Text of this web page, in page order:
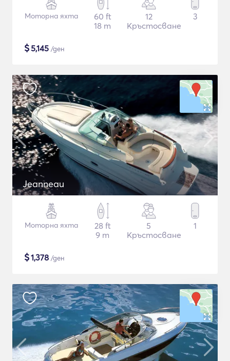
Моторна яхта
60 ft
18 m
12
Кръстосване
3
$5,145 /ден
Jeanneau
Моторна яхта
28 ft
9 m
5
Кръстосване
1
$1,378 /ден